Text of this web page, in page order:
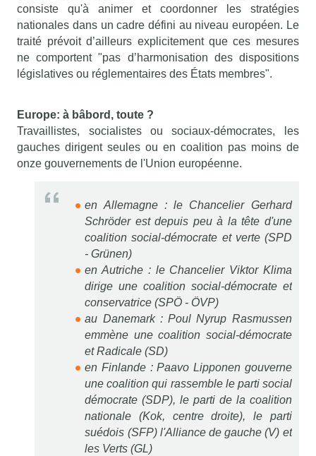
consiste qu'à animer et coordonner les stratégies
nationales dans un cadre défini au niveau européen. Le
traité prévoit d’ailleurs explicitement que ces mesures
ne comportent "pas d’harmonisation des dispositions
législatives ou réglementaires des États membres".
Europe: à bâbord, toute ?
Travaillistes, socialistes ou sociaux-démocrates, les
gauches dirigent seules ou en coalition pas moins de
onze gouvernements de l'Union européenne.
en Allemagne : le Chancelier Gerhard
Schröder est depuis peu à la tête d'une
coalition social-démocrate et verte (SPD
- Grünen)
en Autriche : le Chancelier Viktor Klima
dirige une coalition social-démocrate et
conservatrice (SPÖ - ÖVP)
au Danemark : Poul Nyrup Rasmussen
emmène une coalition social-démocrate
et Radicale (SD)
en Finlande : Paavo Lipponen gouverne
une coalition qui rassemble le parti social
démocrate (SDP), le parti de la coalition
nationale (Kok, centre droite), le parti
suédois (SFP) l'Alliance de gauche (V) et
les Verts (GL)